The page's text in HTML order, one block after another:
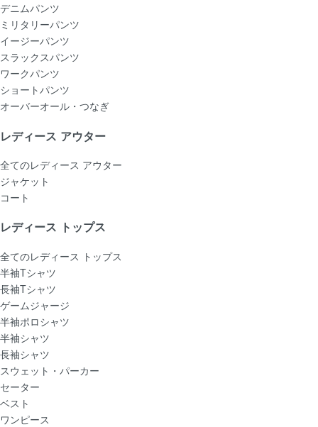
デニムパンツ
ミリタリーパンツ
イージーパンツ
スラックスパンツ
ワークパンツ
ショートパンツ
オーバーオール・つなぎ
レディース アウター
全てのレディース アウター
ジャケット
コート
レディース トップス
全てのレディース トップス
半袖Tシャツ
長袖Tシャツ
ゲームジャージ
半袖ポロシャツ
半袖シャツ
長袖シャツ
スウェット・パーカー
セーター
ベスト
ワンピース